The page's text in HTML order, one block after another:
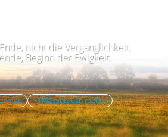
nicht die Vergänglichkeit,
Beginn der Ewigkeit.
Mëssbrauch mellen